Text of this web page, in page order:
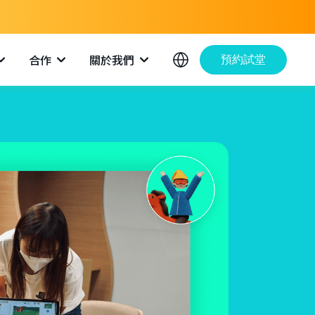
合作 關於我們 預約試堂